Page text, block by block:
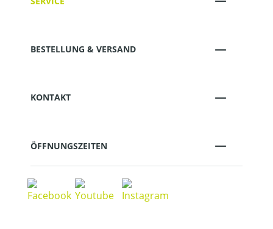
BESTELLUNG & VERSAND
KONTAKT
ÖFFNUNGSZEITEN